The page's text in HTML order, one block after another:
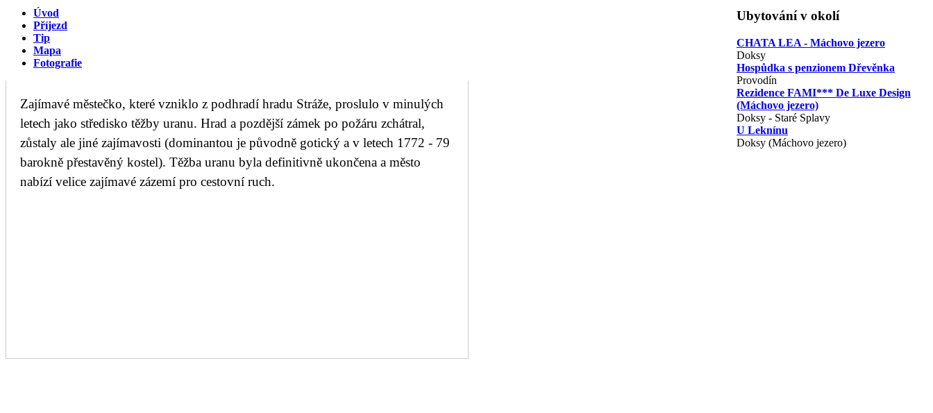
Ubytování v okolí
CHATA LEA - Máchovo jezero
Doksy
Hospůdka s penzionem Dřevěnka
Provodín
Rezidence FAMI*** De Luxe Design
(Máchovo jezero)
Doksy - Staré Splavy
U Leknínu
Doksy (Máchovo jezero)
Úvod
Příjezd
Tip
Mapa
Fotografie
Zajímavé městečko, které vzniklo z podhradí hradu Stráže, proslulo v minulých
letech jako středisko těžby uranu. Hrad a pozdější zámek po požáru zchátral,
zůstaly ale jiné zajímavosti (dominantou je původně gotický a v letech 1772 - 79
barokně přestavěný kostel). Těžba uranu byla definitivně ukončena a město
nabízí velice zajímavé zázemí pro cestovní ruch.